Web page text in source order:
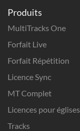
Produits
MultiTracks One
Forfait Live
Forfait Répétition
Licence Sync
MT Complet
Licences pour églises
Tracks